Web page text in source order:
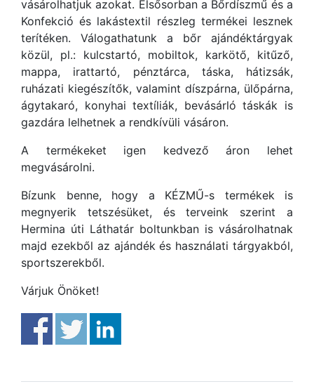
vásárolhatjuk azokat. Elsősorban a Bőrdíszmű és a
Konfekció és lakástextil részleg termékei lesznek
terítéken. Válogathatunk a bőr ajándéktárgyak
közül, pl.: kulcstartó, mobiltok, karkötő, kitűző,
mappa, irattartó, pénztárca, táska, hátizsák,
ruházati kiegészítők, valamint díszpárna, ülőpárna,
ágytakaró, konyhai textíliák, bevásárló táskák is
gazdára lelhetnek a rendkívüli vásáron.
A termékeket igen kedvező áron lehet
megvásárolni.
Bízunk benne, hogy a KÉZMŰ-s termékek is
megnyerik tetszésüket, és terveink szerint a
Hermina úti Láthatár boltunkban is vásárolhatnak
majd ezekből az ajándék és használati tárgyakból,
sportszerekből.
Várjuk Önöket!